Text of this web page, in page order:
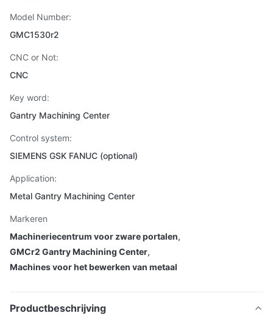
Model Number:
GMC1530r2
CNC or Not:
CNC
Key word:
Gantry Machining Center
Control system:
SIEMENS GSK FANUC (optional)
Application:
Metal Gantry Machining Center
Markeren
Machineriecentrum voor zware portalen,
GMCr2 Gantry Machining Center,
Machines voor het bewerken van metaal
Productbeschrijving